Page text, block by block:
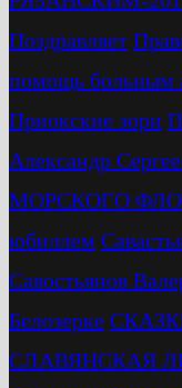
Поздравляет
помощь больным
Приокские зори
Александр
МОРСКОГО
юбиллем
Савостьянов
Белозерке
СЛАВЯНСКАЯ